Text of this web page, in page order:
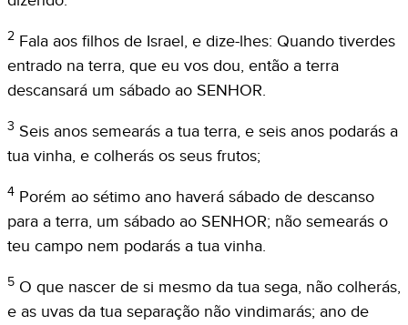
2 Fala aos filhos de Israel, e dize-lhes: Quando tiverdes
entrado na terra, que eu vos dou, então a terra
descansará um sábado ao SENHOR.
3 Seis anos semearás a tua terra, e seis anos podarás a
tua vinha, e colherás os seus frutos;
4 Porém ao sétimo ano haverá sábado de descanso
para a terra, um sábado ao SENHOR; não semearás o
teu campo nem podarás a tua vinha.
5 O que nascer de si mesmo da tua sega, não colherás,
e as uvas da tua separação não vindimarás; ano de